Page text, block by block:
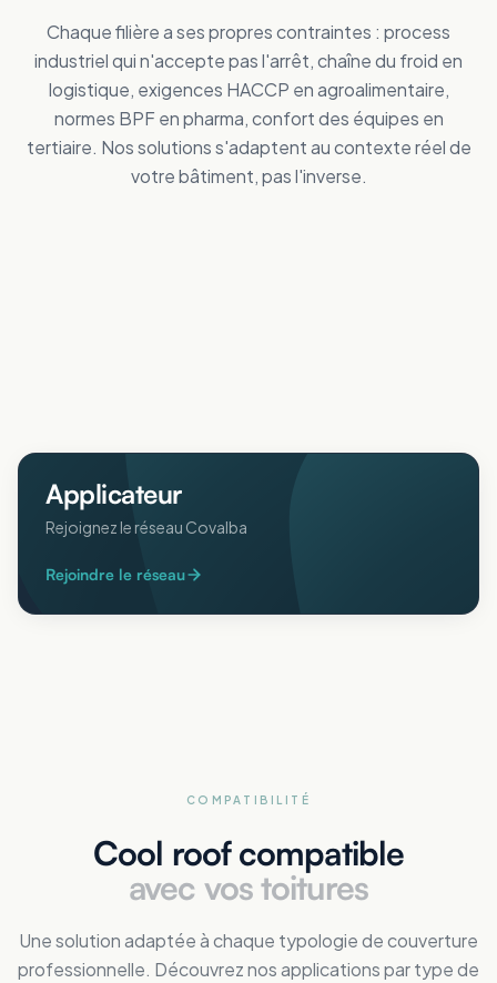
Chaque filière a ses propres contraintes : process
industriel qui n'accepte pas l'arrêt, chaîne du froid en
logistique, exigences HACCP en agroalimentaire,
normes BPF en pharma, confort des équipes en
tertiaire. Nos solutions s'adaptent au contexte réel de
votre bâtiment, pas l'inverse.
Tertiaire
Applicateur
Rejoignez le réseau Covalba
Rejoindre le réseau
COMPATIBILITÉ
Cool roof compatible
avec vos toitures
Une solution adaptée à chaque typologie de couverture
professionnelle. Découvrez nos applications par type de